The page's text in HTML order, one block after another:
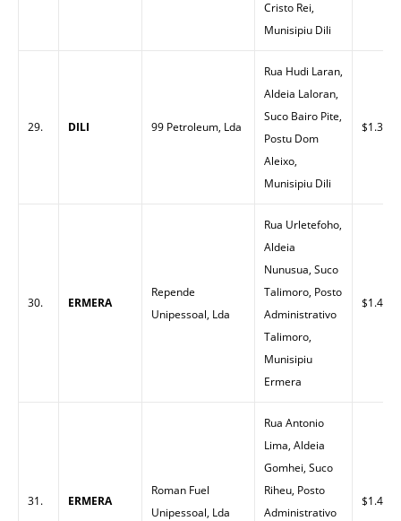
Cristo Rei,
Munisipiu Dili
29. DILI 99 Petroleum, Lda
Rua Hudi Laran,
Aldeia Laloran,
Suco Bairo Pite,
Postu Dom
Aleixo,
Munisipiu Dili
$1.37
30. ERMERA
Repende
Unipessoal, Lda
Rua Urletefoho,
Aldeia
Nunusua, Suco
Talimoro, Posto
Administrativo
Talimoro,
Munisipiu
Ermera
$1.40
31. ERMERA
Roman Fuel
Unipessoal, Lda
Rua Antonio
Lima, Aldeia
Gomhei, Suco
Riheu, Posto
Administrativo
$1.45